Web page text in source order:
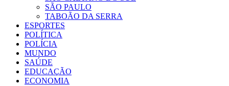
SÃO PAULO
TABOÃO DA SERRA
ESPORTES
POLÍTICA
POLÍCIA
MUNDO
SAÚDE
EDUCAÇÃO
ECONOMIA